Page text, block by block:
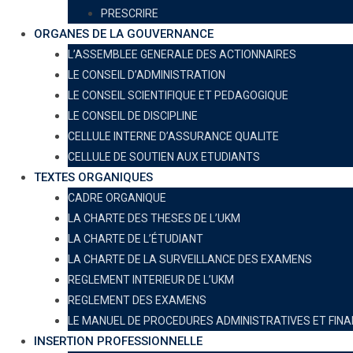
PRESCRIRE
ORGANES DE LA GOUVERNANCE
L’ASSEMBLEE GENERALE DES ACTIONNAIRES
LE CONSEIL D’ADMINISTRATION
LE CONSEIL SCIENTIFIQUE ET PEDAGOGIQUE
LE CONSEIL DE DISCIPLINE
CELLULE INTERNE D’ASSURANCE QUALITE
CELLULE DE SOUTIEN AUX ETUDIANTS
TEXTES ORGANIQUES
CADRE ORGANIQUE
LA CHARTE DES THESES DE L’UKM
LA CHARTE DE L’ÉTUDIANT
LA CHARTE DE LA SURVEILLANCE DES EXAMENS
REGLEMENT INTERIEUR DE L’UKM
REGLEMENT DES EXAMENS
LE MANUEL DE PROCEDURES ADMINISTRATIVES ET
INSERTION PROFESSIONNELLE